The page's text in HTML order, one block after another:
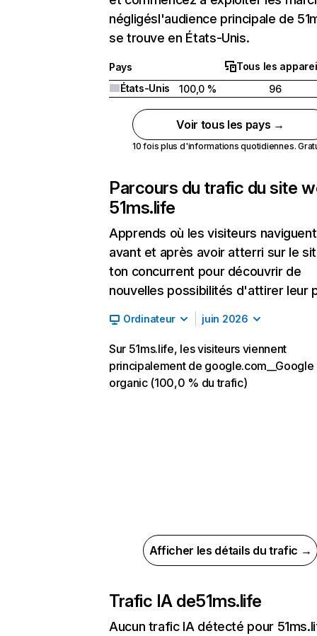
négligésl'audience principale de
se trouve en États-Unis.
Pays
Tous les
États-Unis
100,0 % 96
Voir tous les pays →
10 fois plus d'informations quotidiennes.
Parcours du trafic du site
51ms.life
Apprends où les visiteurs naviguent
avant et après avoir atterri sur le
ton concurrent pour découvrir de
nouvelles possibilités d'attirer leur
Ordinateur juin 2026
Sur 51ms.life, les visiteurs viennent
principalement de google.com__Google
organic (100,0 % du trafic)
Afficher les détails du trafic →
Trafic IA de51ms.life
Aucun trafic IA détecté pour